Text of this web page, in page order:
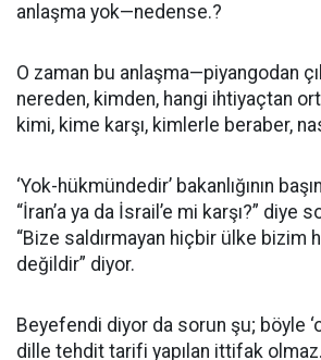
anlaşma yok—nedense.?
O zaman bu anlaşma—piyangodan
nereden, kimden, hangi ihtiyaçtan
kimi, kime karşı, kimlerle beraber,
‘Yok-hükmündedir’ bakanlığının
“İran’a ya da İsrail’e mi karşı?” diye
“Bize saldırmayan hiçbir ülke bizim
değildir” diyor.
Beyefendi diyor da sorun şu; böyle
dille tehdit tarifi yapılan ittifak